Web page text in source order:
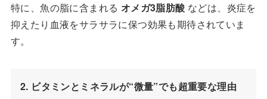
特に、魚の脂に含まれる オメガ3脂肪酸 などは、炎症を
抑えたり血液をサラサラに保つ効果も期待されていま
す。
2. ビタミンとミネラルが“微量”でも超重要な理由